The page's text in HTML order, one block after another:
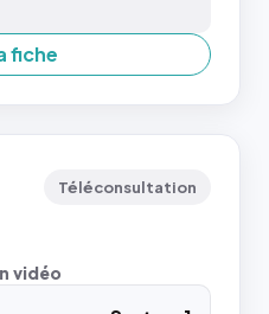
fiche
Téléconsultation
vidéo